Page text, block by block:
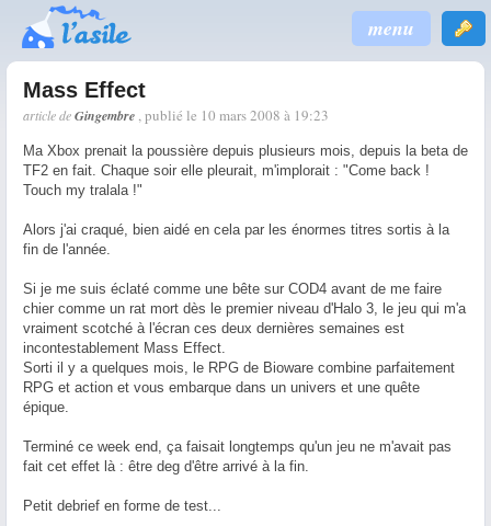
menu
Mass Effect
article deGingembre , publié le 10 mars 2008 à 19:23
Ma Xbox prenait la poussière depuis plusieurs mois, depuis la beta de
TF2 en fait. Chaque soir elle pleurait, m'implorait : "Come back !
Touch my tralala !"
Alors j'ai craqué, bien aidé en cela par les énormes titres sortis à la
fin de l'année.
Si je me suis éclaté comme une bête sur COD4 avant de me faire
chier comme un rat mort dès le premier niveau d'Halo 3, le jeu qui m'a
vraiment scotché à l'écran ces deux dernières semaines est
incontestablement Mass Effect.
Sorti il y a quelques mois, le RPG de Bioware combine parfaitement
RPG et action et vous embarque dans un univers et une quête
épique.
Terminé ce week end, ça faisait longtemps qu'un jeu ne m'avait pas
fait cet effet là : être deg d'être arrivé à la fin.
Petit debrief en forme de test...